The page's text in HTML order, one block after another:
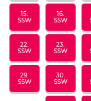
15.
SSW
16.
SSW
22.
SSW
23.
SSW
29.
SSW
30.
SSW